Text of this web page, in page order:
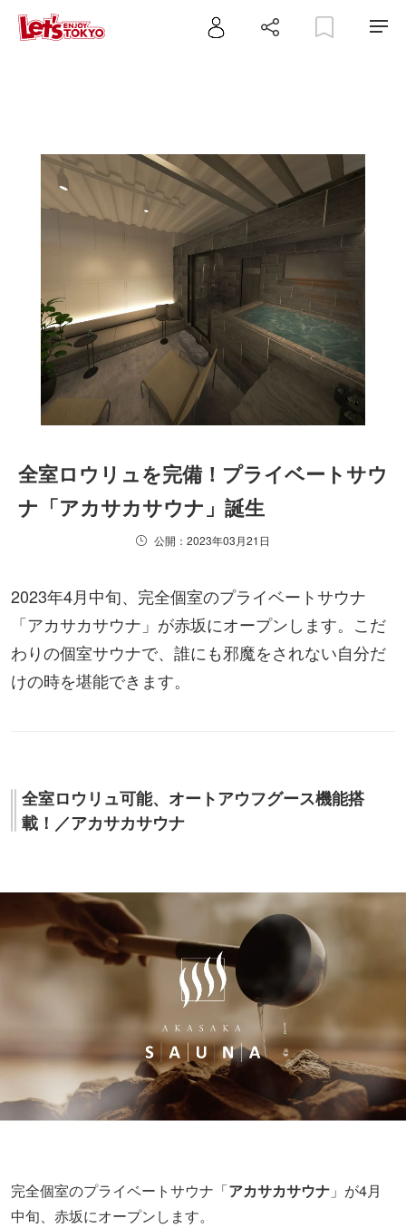
全室ロウリュを完備！プライベートサウ
ナ「アカサカサウナ」誕生
公開：2023年03月21日
2023年4月中旬、完全個室のプライベートサウナ
「アカサカサウナ」が赤坂にオープンします。こだ
わりの個室サウナで、誰にも邪魔をされない自分だ
けの時を堪能できます。
全室ロウリュ可能、オートアウフグース機能搭
載！／アカサカサウナ
完全個室のプライベートサウナ「アカサカサウナ 」が4月
中旬、赤坂にオープンします。